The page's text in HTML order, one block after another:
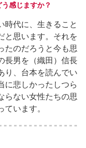
感じますか？
代に、生きること
と思います。それを
たのだろうと今も思
長男を（織田）信長
り、台本を読んでい
に悲しかったしつら
らない女性たちの思
います。